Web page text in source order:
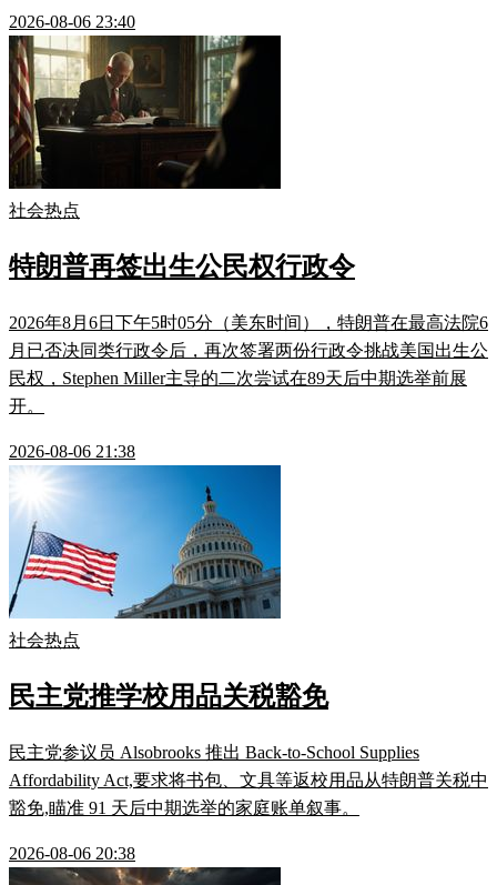
2026-08-06 23:40
社会热点
特朗普再签出生公民权行政令
2026年8月6日下午5时05分（美东时间），特朗普在最高法院6
月已否决同类行政令后，再次签署两份行政令挑战美国出生公
民权，Stephen Miller主导的二次尝试在89天后中期选举前展
开。
2026-08-06 21:38
社会热点
民主党推学校用品关税豁免
民主党参议员 Alsobrooks 推出 Back-to-School Supplies
Affordability Act,要求将书包、文具等返校用品从特朗普关税中
豁免,瞄准 91 天后中期选举的家庭账单叙事。
2026-08-06 20:38